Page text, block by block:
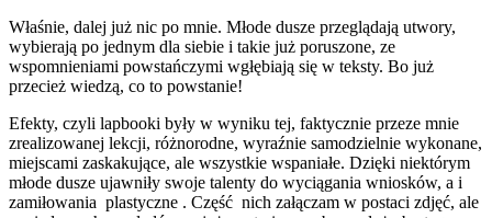
Właśnie, dalej już nic po mnie. Młode dusze przeglądają utwory,
wybierają po jednym dla siebie i takie już poruszone, ze
wspomnieniami powstańczymi wgłębiają się w teksty. Bo już
przecież wiedzą, co to powstanie!
Efekty, czyli lapbooki były w wyniku tej, faktycznie przeze mnie
zrealizowanej lekcji, różnorodne, wyraźnie samodzielnie wykonane,
miejscami zaskakujące, ale wszystkie wspaniałe. Dzięki niektórym
młode dusze ujawniły swoje talenty do wyciągania wniosków, a i
zamiłowania plastyczne . Część nich załączam w postaci zdjęć, ale